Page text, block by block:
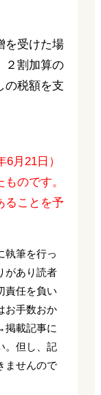
を受けた場
２割加算の
の税額を支
月21日）
のです。
ることを予
執筆を行っ
があり読者
責任を負い
お手数おか
掲載記事に
。但し、記
ませんので